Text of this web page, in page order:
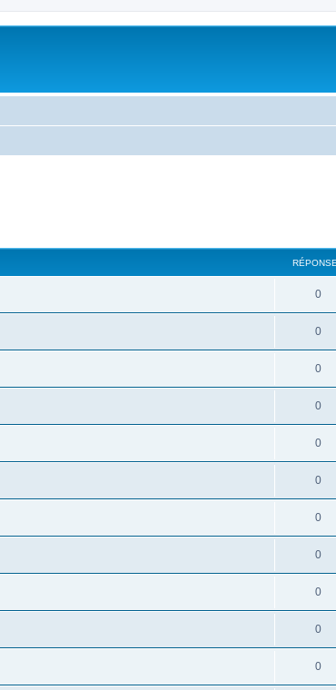
0
0
0
0
0
0
0
0
0
0
0